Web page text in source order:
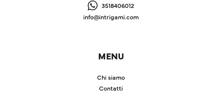
3518406012
info@intrigami.com
MENU
Chi siamo
Contatti